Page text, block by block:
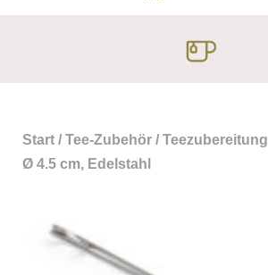
Start / Tee-Zubehör / Teezubereitung
Ø 4.5 cm, Edelstahl